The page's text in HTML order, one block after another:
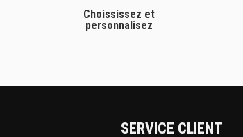
Choississez et
personnalisez
SERVICE CLIENT